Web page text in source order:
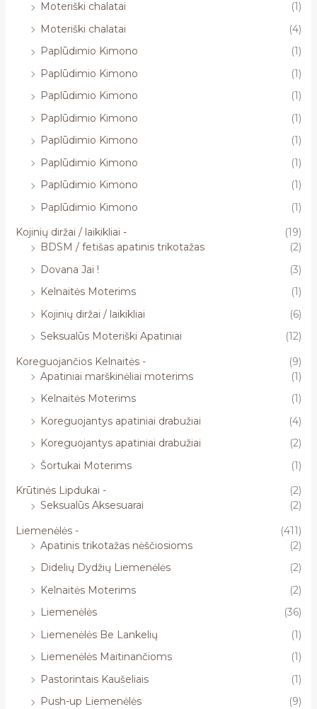
Moteriški chalatai
(1)
Moteriški chalatai
(4)
Paplūdimio Kimono
(1)
Paplūdimio Kimono
(1)
Paplūdimio Kimono
(1)
Paplūdimio Kimono
(1)
Paplūdimio Kimono
(1)
Paplūdimio Kimono
(1)
Paplūdimio Kimono
(1)
Paplūdimio Kimono
(1)
Kojinių diržai / laikikliai -
(19)
BDSM / fetišas apatinis trikotažas
(2)
Dovana Jai !
(3)
Kelnaitės Moterims
(1)
Kojinių diržai / laikikliai
(6)
Seksualūs Moteriški Apatiniai
(12)
Koreguojančios Kelnaitės -
(9)
Apatiniai marškinėliai moterims
(1)
Kelnaitės Moterims
(1)
Koreguojantys apatiniai drabužiai
(4)
Koreguojantys apatiniai drabužiai
(2)
Šortukai Moterims
(1)
Krūtinės Lipdukai -
(2)
Seksualūs Aksesuarai
(2)
Liemenėlės -
(411)
Apatinis trikotažas nėščiosioms
(2)
Didelių Dydžių Liemenėlės
(2)
Kelnaitės Moterims
(2)
Liemenėlės
(36)
Liemenėlės Be Lankelių
(1)
Liemenėlės Maitinančioms
(1)
Pastorintais Kaušeliais
(1)
Push-up Liemenėlės
(9)